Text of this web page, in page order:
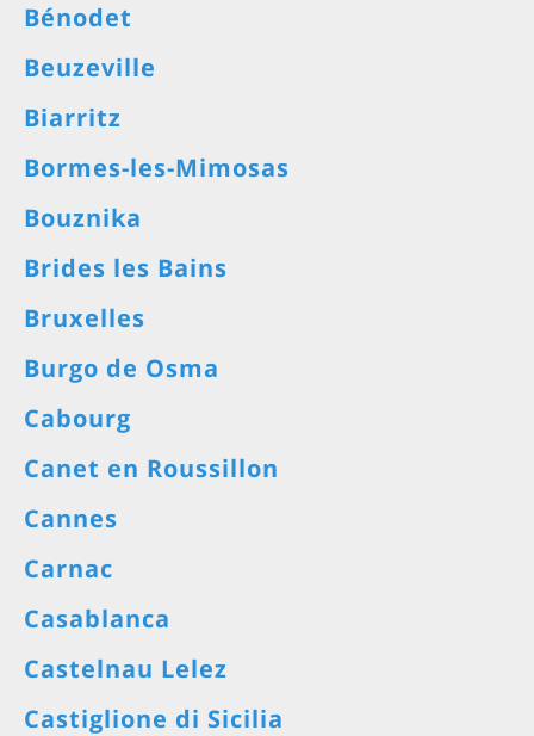
Bénodet
Beuzeville
Biarritz
Bormes-les-Mimosas
Bouznika
Brides les Bains
Bruxelles
Burgo de Osma
Cabourg
Canet en Roussillon
Cannes
Carnac
Casablanca
Castelnau Lelez
Castiglione di Sicilia